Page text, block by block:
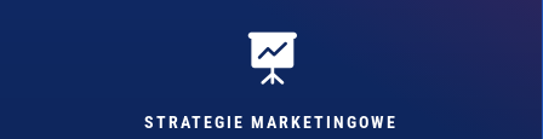

STRATEGIE MARKETINGOWE